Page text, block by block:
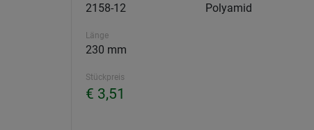
2158-12 Polyamid
Länge
230 mm
Stückpreis
€ 3,51